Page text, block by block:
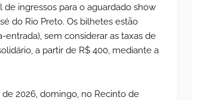
de ingressos para o aguardado show
do Rio Preto. Os bilhetes estão
sem considerar as taxas de
a partir de R$ 400, mediante a
2026, domingo, no Recinto de